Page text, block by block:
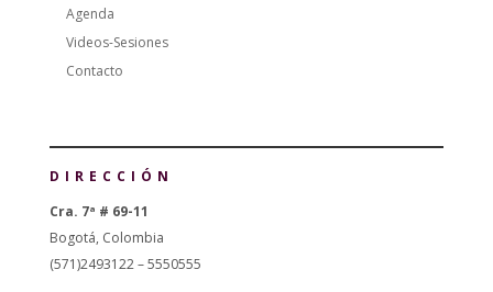
Agenda
Videos-Sesiones
Contacto
DIRECCIÓN
Cra. 7ª # 69-11
Bogotá, Colombia
(571)2493122 – 5550555